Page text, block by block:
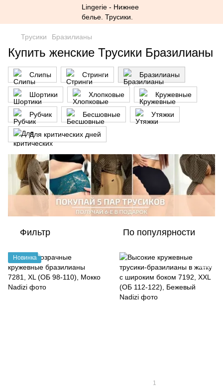
Трусики Бразилианы
Купить женские Трусики Бразилианы
Слипы Стринги Бразилианы
Шортики Хлопковые Кружевные
Рубчик Бесшовные Утяжки
Для критических дней
Фильтр По популярности
Новинка
1